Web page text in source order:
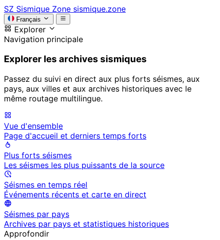
SZ Sismique Zone sismique.zone
Français
Explorer
Navigation principale
Explorer les archives sismiques
Passez du suivi en direct aux plus forts séismes, aux
pays, aux villes et aux archives historiques avec le
même routage multilingue.
Vue d'ensemble
Page d'accueil et derniers temps forts
Plus forts séismes
Les séismes les plus puissants de la source
Séismes en temps réel
Événements récents et carte en direct
Séismes par pays
Archives par pays et statistiques historiques
Approfondir